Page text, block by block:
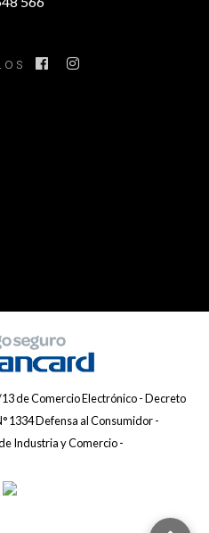
de Comercio Electrónico - Decreto
1334 Defensa al Consumidor -
Industria y Comercio -